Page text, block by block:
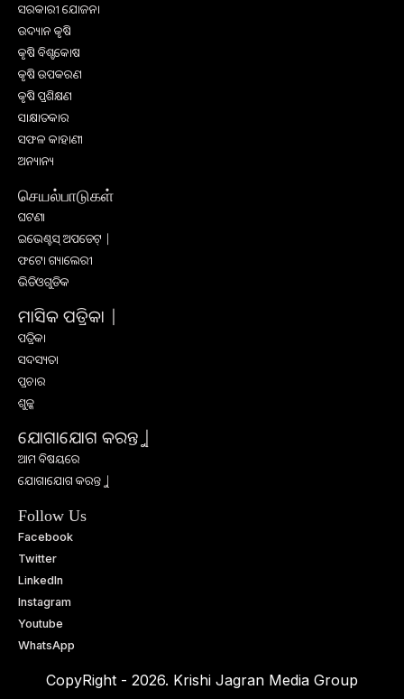
ସରକାରୀ ଯୋଜନା
ଉଦ୍ୟାନ କୃଷି
କୃଷି ବିଶ୍ବକୋଷ
କୃଷି ଉପକରଣ
କୃଷି ପ୍ରଶିକ୍ଷଣ
ସାକ୍ଷାତକାର
ସଫଳ କାହାଣୀ
ଅନ୍ୟାନ୍ୟ
செயல்பாடுகள்
ଘଟଣା
ଇଭେଣ୍ଟସ୍ ଅପଡେଟ୍ |
ଫଟୋ ଗ୍ୟାଲେରୀ
ଭିଡିଓଗୁଡିକ
ମାସିକ ପତ୍ରିକା |
ପତ୍ରିକା
ସଦସ୍ୟତା
ପ୍ରଚାର
ଶୁଳ୍କ
ଯୋଗାଯୋଗ କରନ୍ତୁ |
ଆମ ବିଷୟରେ
ଯୋଗାଯୋଗ କରନ୍ତୁ |
Follow Us
Facebook
Twitter
LinkedIn
Instagram
Youtube
WhatsApp
CopyRight - 2026. Krishi Jagran Media Group